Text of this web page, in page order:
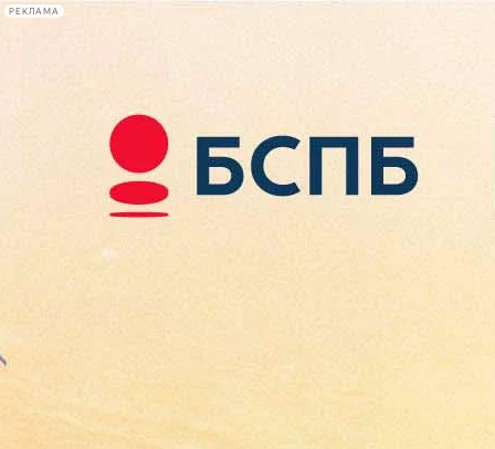
РЕКЛАМА
Сегодня:
2026.08.09
13:52
Афиша Plus